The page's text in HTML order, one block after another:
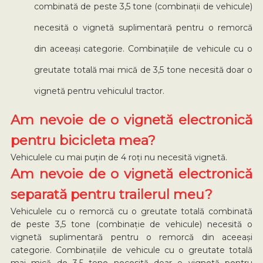
combinată de peste 3,5 tone (combinații de vehicule)
necesită o vignetă suplimentară pentru o remorcă
din aceeași categorie. Combinațiile de vehicule cu o
greutate totală mai mică de 3,5 tone necesită doar o
vignetă pentru vehiculul tractor.
Am nevoie de o vignetă electronică
pentru bicicleta mea?
Vehiculele cu mai puțin de 4 roți nu necesită vignetă.
Am nevoie de o vignetă electronică
separată pentru trailerul meu?
Vehiculele cu o remorcă cu o greutate totală combinată
de peste 3,5 tone (combinație de vehicule) necesită o
vignetă suplimentară pentru o remorcă din aceeași
categorie. Combinațiile de vehicule cu o greutate totală